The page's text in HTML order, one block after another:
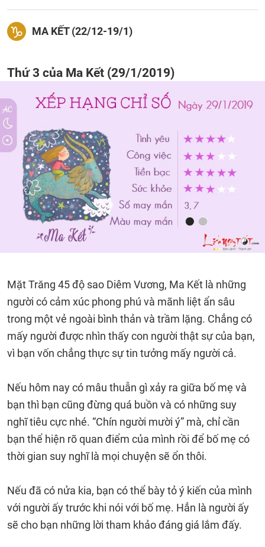
MA KẾT (22/12-19/1)
Thứ 3 của Ma Kết (29/1/2019)
Mặt Trăng 45 độ sao Diêm Vương, Ma Kết là những
người có cảm xúc phong phú và mãnh liệt ẩn sâu
trong một vẻ ngoài bình thản và trầm lặng. Chẳng có
mấy người được nhìn thấy con người thật sự của bạn,
vì bạn vốn chẳng thực sự tin tưởng mấy người cả.
Nếu hôm nay có mâu thuẫn gì xảy ra giữa bố mẹ và
bạn thì bạn cũng đừng quá buồn và có những suy
nghĩ tiêu cực nhé. “Chín người mười ý” mà, chỉ cần
bạn thể hiện rõ quan điểm của mình rồi để bố mẹ có
thời gian suy nghĩ là mọi chuyện sẽ ổn thôi.
Nếu đã có nửa kia, bạn có thể bày tỏ ý kiến của mình
với người ấy trước khi nói với bố mẹ. Hẳn là người ấy
sẽ cho bạn những lời tham khảo đáng giá lắm đấy.